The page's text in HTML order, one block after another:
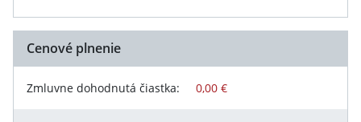
Cenové plnenie
Zmluvne dohodnutá čiastka: 0,00 €